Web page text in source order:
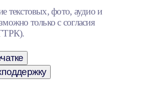
текстовых, фото, аудио и
только с согласия